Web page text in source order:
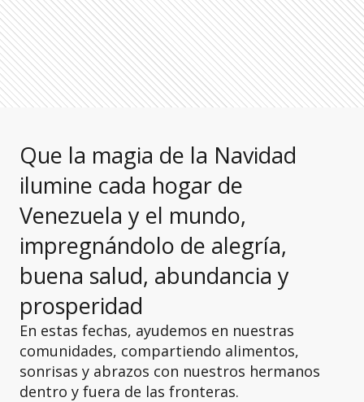
Que la magia de la Navidad
ilumine cada hogar de
Venezuela y el mundo,
impregnándolo de alegría,
buena salud, abundancia y
prosperidad
En estas fechas, ayudemos en nuestras
comunidades, compartiendo alimentos,
sonrisas y abrazos con nuestros hermanos
dentro y fuera de las fronteras.